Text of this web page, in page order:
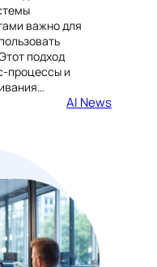
важно для
подход
процессы и
AI News